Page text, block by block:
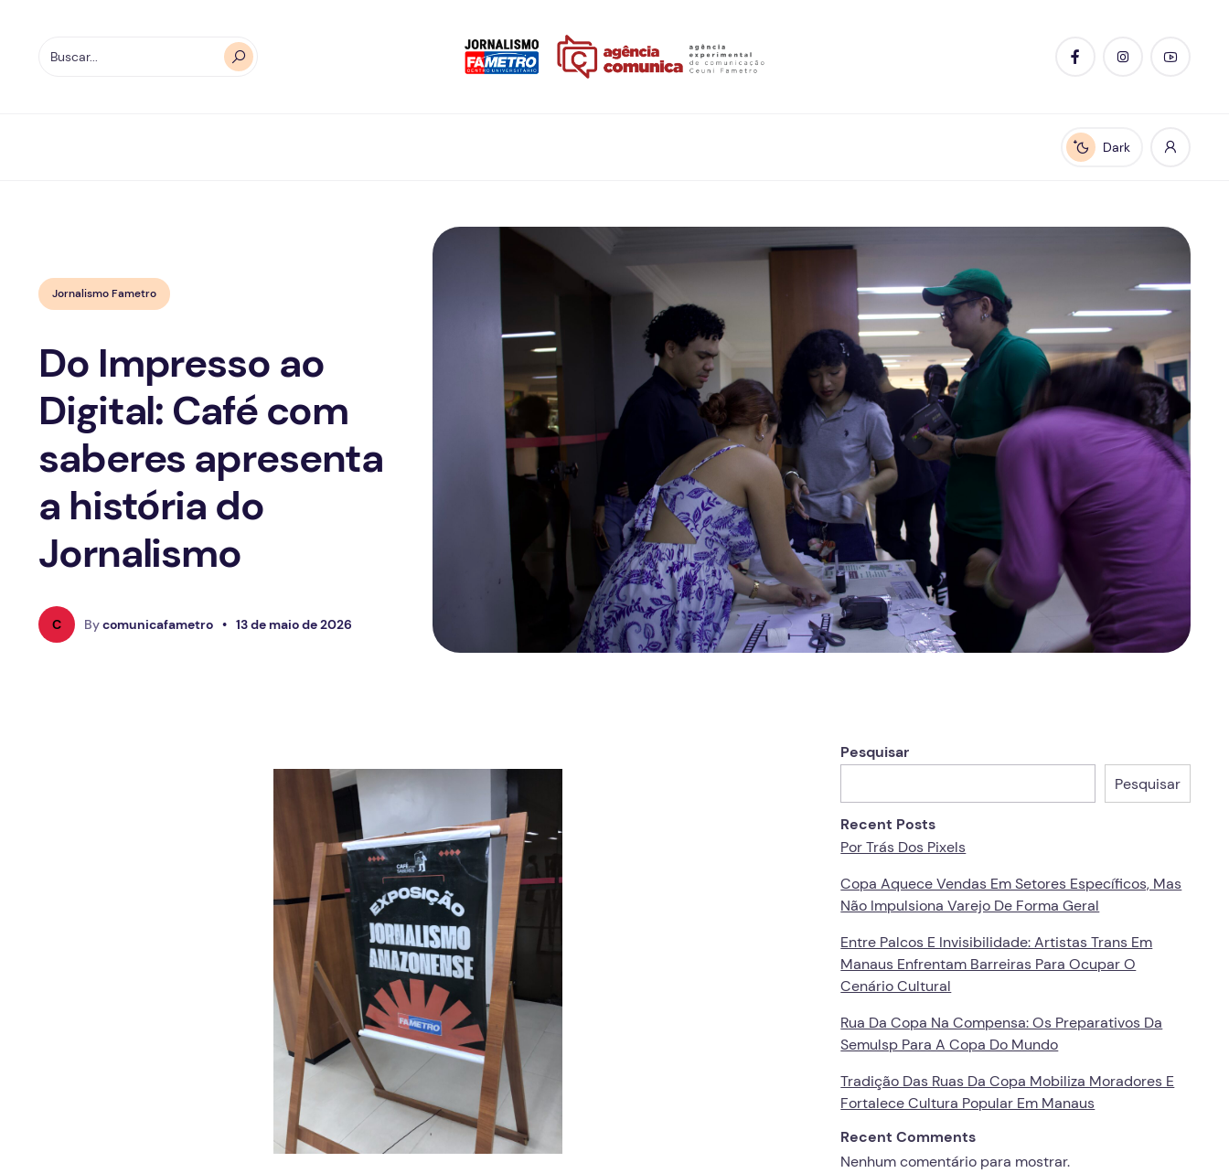
Enable dark mode
Dark
Jornalismo Fametro
Do Impresso ao
Digital: Café com
saberes apresenta
a história do
Jornalismo
C Bycomunicafametro • 13 de maio de 2026
Pesquisar
Pesquisar
Recent Posts
Por Trás Dos Pixels
Copa Aquece Vendas Em Setores Específicos, Mas
Não Impulsiona Varejo De Forma Geral
Entre Palcos E Invisibilidade: Artistas Trans Em
Manaus Enfrentam Barreiras Para Ocupar O
Cenário Cultural
Rua Da Copa Na Compensa: Os Preparativos Da
Semulsp Para A Copa Do Mundo
Tradição Das Ruas Da Copa Mobiliza Moradores E
Fortalece Cultura Popular Em Manaus
Recent Comments
Nenhum comentário para mostrar.